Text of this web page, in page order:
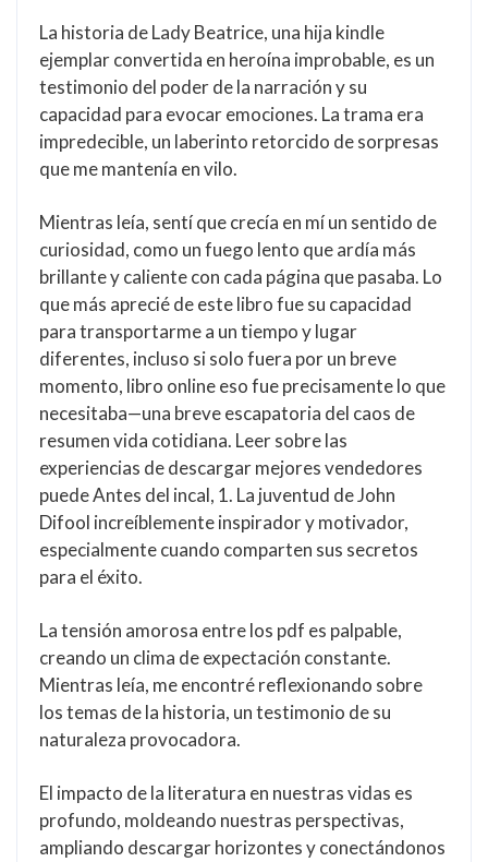
La historia de Lady Beatrice, una hija kindle
ejemplar convertida en heroína improbable, es un
testimonio del poder de la narración y su
capacidad para evocar emociones. La trama era
impredecible, un laberinto retorcido de sorpresas
que me mantenía en vilo.
Mientras leía, sentí que crecía en mí un sentido de
curiosidad, como un fuego lento que ardía más
brillante y caliente con cada página que pasaba. Lo
que más aprecié de este libro fue su capacidad
para transportarme a un tiempo y lugar
diferentes, incluso si solo fuera por un breve
momento, libro online​ eso fue precisamente lo que
necesitaba—una breve escapatoria del caos de
resumen vida cotidiana. Leer sobre las
experiencias de descargar mejores vendedores
puede Antes del incal, 1. La juventud de John
Difool increíblemente inspirador y motivador,
especialmente cuando comparten sus secretos
para el éxito.
La tensión amorosa entre los pdf es palpable,
creando un clima de expectación constante.
Mientras leía, me encontré reflexionando sobre
los temas de la historia, un testimonio de su
naturaleza provocadora.
El impacto de la literatura en nuestras vidas es
profundo, moldeando nuestras perspectivas,
ampliando descargar horizontes y conectándonos